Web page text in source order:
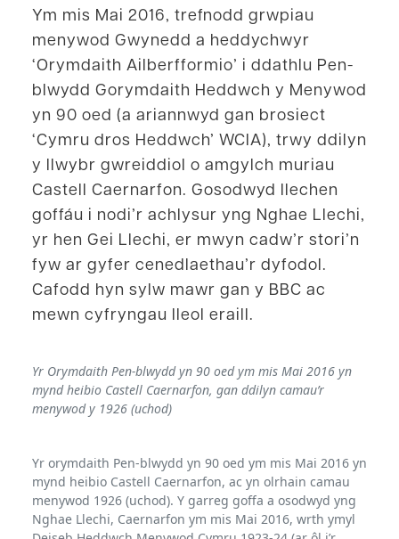
Ym mis Mai 2016, trefnodd grwpiau
menywod Gwynedd a heddychwyr
‘Orymdaith Ailberfformio’ i ddathlu Pen-
blwydd Gorymdaith Heddwch y Menywod
yn 90 oed (a ariannwyd gan brosiect
‘Cymru dros Heddwch’ WCIA), trwy ddilyn
y llwybr gwreiddiol o amgylch muriau
Castell Caernarfon. Gosodwyd llechen
goffáu i nodi’r achlysur yng Nghae Llechi,
yr hen Gei Llechi, er mwyn cadw’r stori’n
fyw ar gyfer cenedlaethau’r dyfodol.
Cafodd hyn sylw mawr gan y BBC ac
mewn cyfryngau lleol eraill.
Yr Orymdaith Pen-blwydd yn 90 oed ym mis Mai 2016 yn
mynd heibio Castell Caernarfon, gan ddilyn camau’r
menywod y 1926 (uchod)
Yr orymdaith Pen-blwydd yn 90 oed ym mis Mai 2016 yn
mynd heibio Castell Caernarfon, ac yn olrhain camau
menywod 1926 (uchod). Y garreg goffa a osodwyd yng
Nghae Llechi, Caernarfon ym mis Mai 2016, wrth ymyl